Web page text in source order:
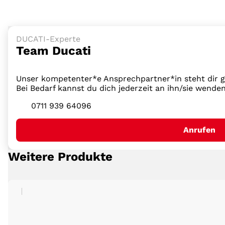
DUCATI-Experte
Team Ducati
Unser kompetenter*e Ansprechpartner*in steht dir
Bei Bedarf kannst du dich jederzeit an ihn/sie
0711 939 64096
Anrufen
Weitere Produkte